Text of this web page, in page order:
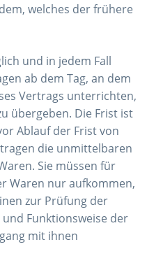
welches der frühere
und in jedem Fall
ab dem Tag, an dem
Vertrags unterrichten,
übergeben. Die Frist ist
Ablauf der Frist von
die unmittelbaren
Sie müssen für
Waren nur aufkommen,
zur Prüfung der
Funktionsweise der
mit ihnen